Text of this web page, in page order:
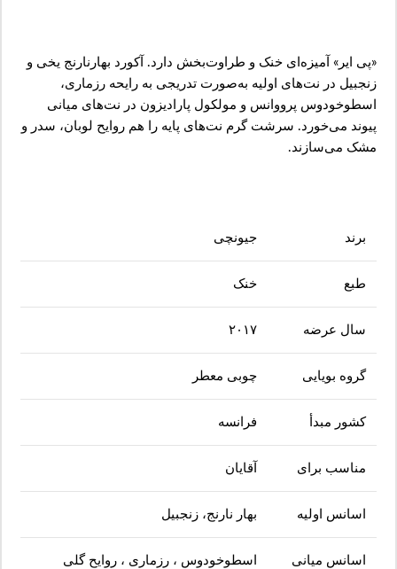
«پی ایر» ‌آمیزه‌ای خنک و طراوت‌بخش دارد. آکورد بهارنارنج یخی و
زنجبیل در نت‌های اولیه به‌صورت تدریجی به رایحه رزماری،
اسطوخودوس پرووانس و مولکول پارادیزون در نت‌های میانی
پیوند می‌خورد. سرشت گرم نت‌های پایه را هم روایح لوبان، سدر و
مشک می‌سازند.
برند جیونچی
طبع خنک
سال عرضه ۲۰۱۷
گروه بویایی چوبی معطر
کشور مبدأ فرانسه
مناسب برای آقایان
اسانس اولیه بهار نارنج، زنجبیل
اسانس میانی اسطوخودوس ، رزماری ، روایح گلی